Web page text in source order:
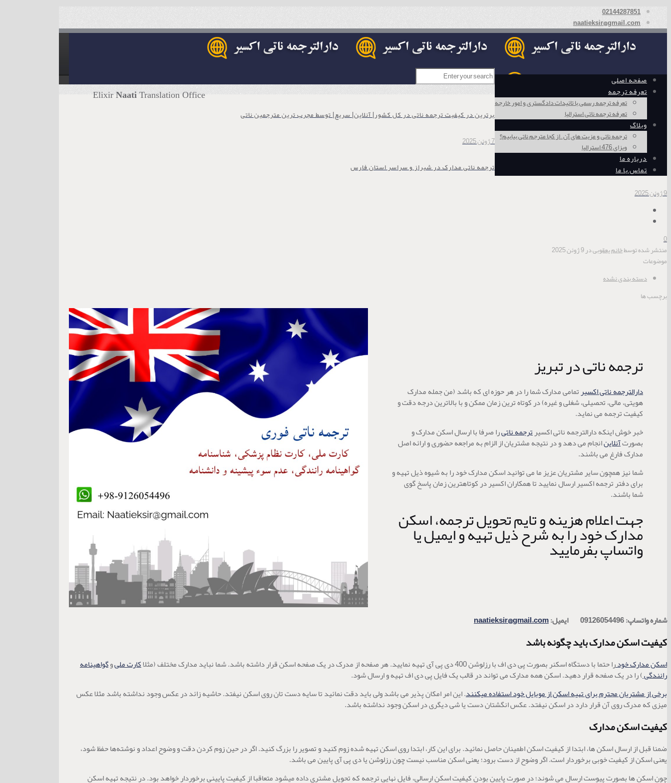
02144287851
naatieksir@gmail.com
صفحه اصلی
تعرفه ترجمه
تعرفه ترجمه رسمی با تائیدات دادگستری و امور خارجه
تعرفه ترجمه ناتی استرالیا
وبلاگ
ترجمه ناتی و مزیت های آن – از کجا مترجم ناتی بیابیم؟
ویزای 476 استرالیا
درباره ما
تماس با ما
Elixir Naati Translation Office
برترین در کیفیت ترجمه ناتی در کل کشور| آنلاین| سریع| توسط مجرب ترین مترجمین ناتی
7 ژوئن 2025
ترجمه ناتی مدارک در شیراز و سراسر استان فارس
9 ژوئن 2025
0
منتشر شده توسطخانم یعقوبیدر9 ژوئن 2025
موضوعات
دسته بندی نشده
برچسب ها
ترجمه ناتی در تبریز
دارالترجمه ناتی اکسیرتمامی مدارک شما را در هر حوزه ای که باشد (من جمله مدارک
هویتی، مالی، تحصیلی، شغلی و غیره) در کوتاه ترین زمان ممکن و با بالاترین درجه دقت و
کیفیت ترجمه می نماید.
خبر خوش اینکه دارالترجمه ناتی اکسیرترجمه ناتیرا صرفا با ارسال اسکن مدارک و
بصورتآنلاینانجام می دهد و در نتیجه مشتریان از الزام به مراجعه حضوری و ارائه اصل
مدارک فارغ می باشند.
شما نیز همچون سایر مشتریان عزیز ما می توانید اسکن مدارک خود را به شیوه ذیل تهیه و
برای دفتر ترجمه اکسیر ارسال نمایید تا همکاران اکسیر در کوتاهترین زمان پاسخ گوی
شما باشند.
جهت اعلام هزینه و تایم تحویل ترجمه، اسکن
مدارک خود را به شرح ذیل تهیه و ایمیل یا
واتساپ بفرمایید
شماره واتساپ: 09126054496 ایمیل: naatieksir@gmail.com
کیفیت اسکن مدارک باید چگونه باشد
اسکن مدارک خودرا حتما با دستگاه اسکنر بصورت پی دی اف با رزلوشن 400 دی پی آی تهیه نمایید. هر صفحه از مدرک در یک صفحه اسکن قرار داشته باشد. شما نباید مدارک مختلف (مثلا کارت ملیوگواهینامه
رانندگی) را در یک صفحه قرار دهید. اسکن همه مدارک می تواند در قالب یک فایل پی دی اف تهیه و ارسال شود.
برخی از مشتریان محترم برای تهیه اسکن از موبایل خود استفاده میکنند. این امر امکان پذیر می باشد ولی باید دقت نمائید تا سایه دست تان روی اسکن نیفتد. حاشیه زائد در عکس وجود نداشته باشد مثلا عکس
میزی که مدرک روی آن قرار دارد در اسکن نیفتد. عکس انگشتان دست یا شی دیگری در اسکن وجود نداشته باشد.
کیفیت اسکن مدارک
ضمنا قبل از ارسال اسکن ها، ابتدا از کیفیت اسکن اطمینان حاصل نمائید. برای این کار، ابتدا روی اسکن تهیه شده زوم کنید و تصویر را بزرگ کنید. اگر در حین زوم کردن دقت و وضوح اعداد و نوشته‌ها حفظ شود،
یعنی اسکن از کیفیت خوبی برخوردار است. اگر وضوح از دست برود؛ یعنی اسکن مناسب نیست چون رزلوشن یا دی پی آی پایین می باشد.
چون اسکن ها بصورت پیوست ارسال می شوند؛ در صورت پایین بودن کیفیت اسکن ارسالی، فایل نهایی ترجمه که تحویل مشتری داده میشود متعاقبا از کیفیت پایینی برخوردار خواهد بود. در نتیجه تهیه اسکن